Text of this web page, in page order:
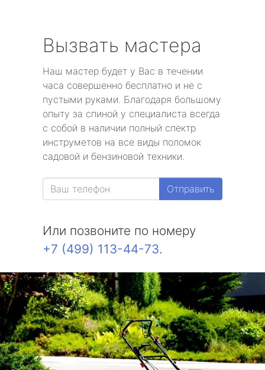
Вызвать мастера
Наш мастер будет у Вас в течении
часа совершенно бесплатно и не с
пустыми руками. Благодаря большому
опыту за спиной у специалиста всегда
с собой в наличии полный спектр
инструметов на все виды поломок
садовой и бензиновой техники.
Отправить
Или позвоните по номеру
+7 (499) 113-44-73.